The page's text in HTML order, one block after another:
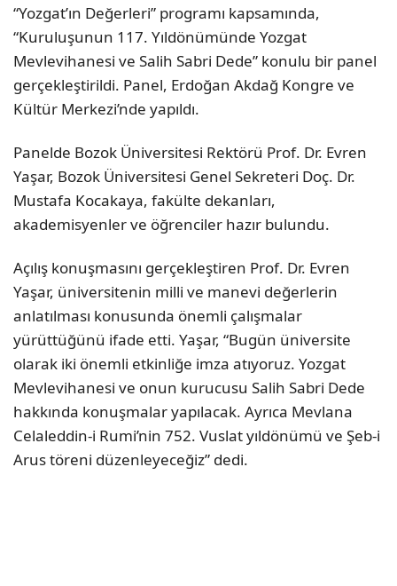
“Yozgat’ın Değerleri” programı kapsamında,
“Kuruluşunun 117. Yıldönümünde Yozgat
Mevlevihanesi ve Salih Sabri Dede” konulu bir panel
gerçekleştirildi. Panel, Erdoğan Akdağ Kongre ve
Kültür Merkezi’nde yapıldı.
Panelde Bozok Üniversitesi Rektörü Prof. Dr. Evren
Yaşar, Bozok Üniversitesi Genel Sekreteri Doç. Dr.
Mustafa Kocakaya, fakülte dekanları,
akademisyenler ve öğrenciler hazır bulundu.
Açılış konuşmasını gerçekleştiren Prof. Dr. Evren
Yaşar, üniversitenin milli ve manevi değerlerin
anlatılması konusunda önemli çalışmalar
yürüttüğünü ifade etti. Yaşar, “Bugün üniversite
olarak iki önemli etkinliğe imza atıyoruz. Yozgat
Mevlevihanesi ve onun kurucusu Salih Sabri Dede
hakkında konuşmalar yapılacak. Ayrıca Mevlana
Celaleddin-i Rumi’nin 752. Vuslat yıldönümü ve Şeb-i
Arus töreni düzenleyeceğiz” dedi.